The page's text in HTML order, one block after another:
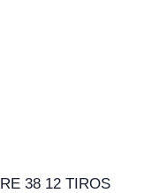
38 12 TIROS